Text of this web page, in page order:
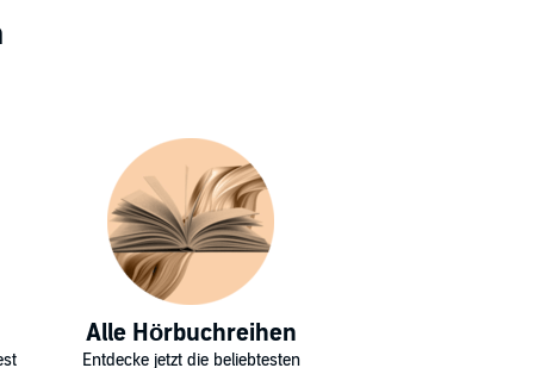
Alle Hörbuchreihen
Entdecke jetzt die beliebtesten